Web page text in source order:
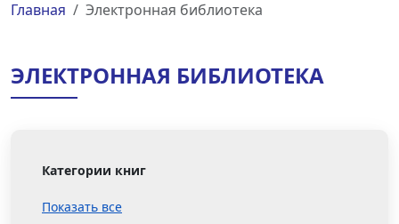
Главная Электронная библиотека
ЭЛЕКТРОННАЯ БИБЛИОТЕКА
Категории книг
Показать все